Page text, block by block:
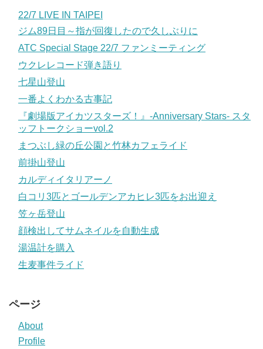
22/7 LIVE IN TAIPEI
ジム89日目～指が回復したので久しぶりに
ATC Special Stage 22/7 ファンミーティング
ウクレレコード弾き語り
七星山登山
一番よくわかる古事記
『劇場版アイカツスターズ！』-Anniversary Stars- スタ
ッフトークショーvol.2
まつぶし緑の丘公園と竹林カフェライド
前掛山登山
カルディイタリアーノ
白コリ3匹とゴールデンアカヒレ3匹をお出迎え
笠ヶ岳登山
顔検出してサムネイルを自動生成
湯温計を購入
生麦事件ライド
ページ
About
Profile